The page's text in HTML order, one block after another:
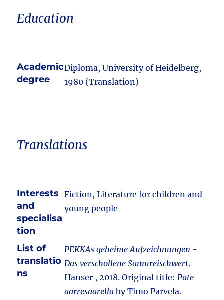
Education
Academic
degree
Diploma, University of Heidelberg,
1980 (Translation)
Translations
Interests
and
specialisa
tion
Fiction, Literature for children and
young people
List of
translatio
ns
PEKKAs geheime Aufzeichnungen -
Das verschollene Samureischwert.
Hanser , 2018. Original title:Pate
aarresaarella by Timo Parvela.